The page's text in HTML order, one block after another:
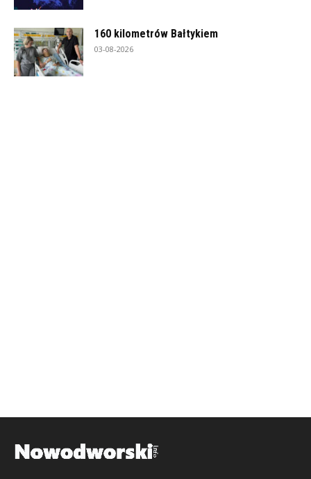
160 kilometrów Bałtykiem
03-08-2026